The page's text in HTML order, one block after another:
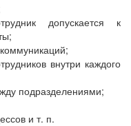
допускается к
внутри каждого
подразделениями;
и т. п.